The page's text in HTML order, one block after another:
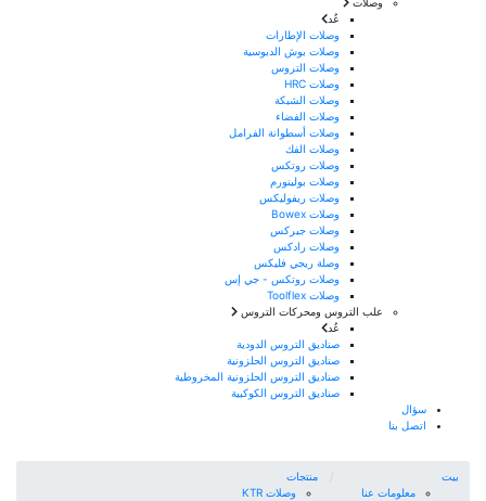
عُد
وصلات الإطارات
وصلات بوش الدبوسية
وصلات التروس
وصلات HRC
وصلات الشبكة
وصلات الفضاء
وصلات أسطوانة الفرامل
وصلات الفك
وصلات روتكس
وصلات بولينورم
وصلات ريفوليكس
وصلات Bowex
وصلات جيركس
وصلات رادكس
وصلة ريجي فليكس
وصلات روتكس - جي إس
وصلات Toolflex
علب التروس ومحركات التروس
عُد
صناديق التروس الدودية
صناديق التروس الحلزونية
صناديق التروس الحلزونية المخروطية
صناديق التروس الكوكبية
سؤال
اتصل بنا
بيت
معلومات عنا
منتجات
وصلات KTR